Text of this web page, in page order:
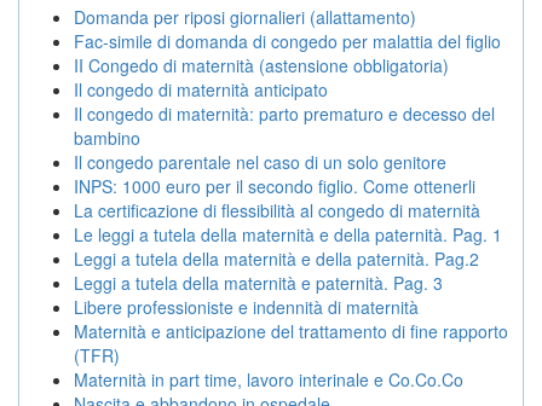
Domanda per riposi giornalieri (allattamento)
Fac-simile di domanda di congedo per malattia del figlio
II Congedo di maternità (astensione obbligatoria)
Il congedo di maternità anticipato
Il congedo di maternità: parto prematuro e decesso del
bambino
Il congedo parentale nel caso di un solo genitore
INPS: 1000 euro per il secondo figlio. Come ottenerli
La certificazione di flessibilità al congedo di maternità
Le leggi a tutela della maternità e della paternità. Pag. 1
Leggi a tutela della maternità e della paternità. Pag.2
Leggi a tutela della maternità e paternità. Pag. 3
Libere professioniste e indennità di maternità
Maternità e anticipazione del trattamento di fine rapporto
(TFR)
Maternità in part time, lavoro interinale e Co.Co.Co